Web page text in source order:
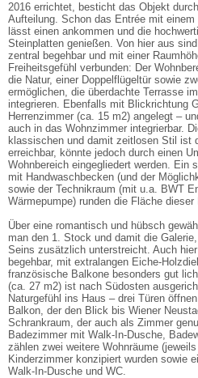
2016 errichtet, besticht das Objekt
Aufteilung. Schon das Entrée mit
lässt einen ankommen und die
Steinplatten genießen. Von hier aus
zentral begehbar und mit einer
Freiheitsgefühl verbunden: Der
die Natur, einer Doppelflügeltür sowie
ermöglichen, die überdachte Terrasse
integrieren. Ebenfalls mit Blickrichtung
Herrenzimmer (ca. 15 m2) angelegt –
auch in das Wohnzimmer integrierbar.
klassischen und damit zeitlosen Stil ist
erreichbar, könnte jedoch durch einen
Wohnbereich eingegliedert werden. Ein
mit Handwaschbecken (und der
sowie der Technikraum (mit u.a. BWT
Wärmepumpe) runden die Fläche dieser
Über eine romantisch und hübsch
man den 1. Stock und damit die
Seins zusätzlich unterstreicht. Auch
begehbar, mit extralangen Eiche-
französische Balkone besonders gut
(ca. 27 m2) ist nach Südosten
Naturgefühl ins Haus – drei Türen
Balkon, der den Blick bis Wiener
Schrankraum, der auch als Zimmer
Badezimmer mit Walk-In-Dusche,
zählen zwei weitere Wohnräume
Kinderzimmer konzipiert wurden sowie
Walk-In-Dusche und WC.